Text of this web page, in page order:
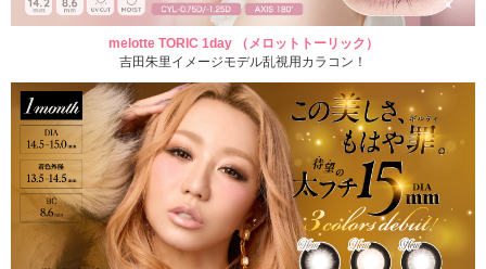
melotte TORIC 1day （メロットトーリック）
吉田朱里イメージモデル乱視用カラコン！